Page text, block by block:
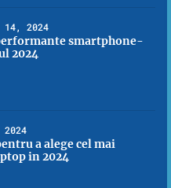
14, 2024
smartphone-
2024
2024
a alege cel mai
in 2024